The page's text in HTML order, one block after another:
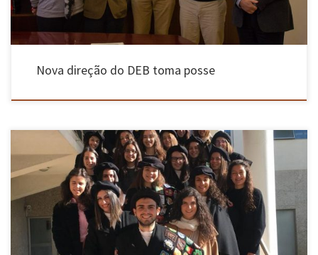
Nova direção do DEB toma posse
Todos os estudantes pensam no seu futuro. Quer seja a curto, médio ou longo prazo, quer
remeta para a vida académica, profissional ou pessoal, todos se questionam sobre como
será e como se desenrolará e todos tentam colmatar tal inconsequência e questão através da
pesquisa, descoberta e aplicação de novos […]